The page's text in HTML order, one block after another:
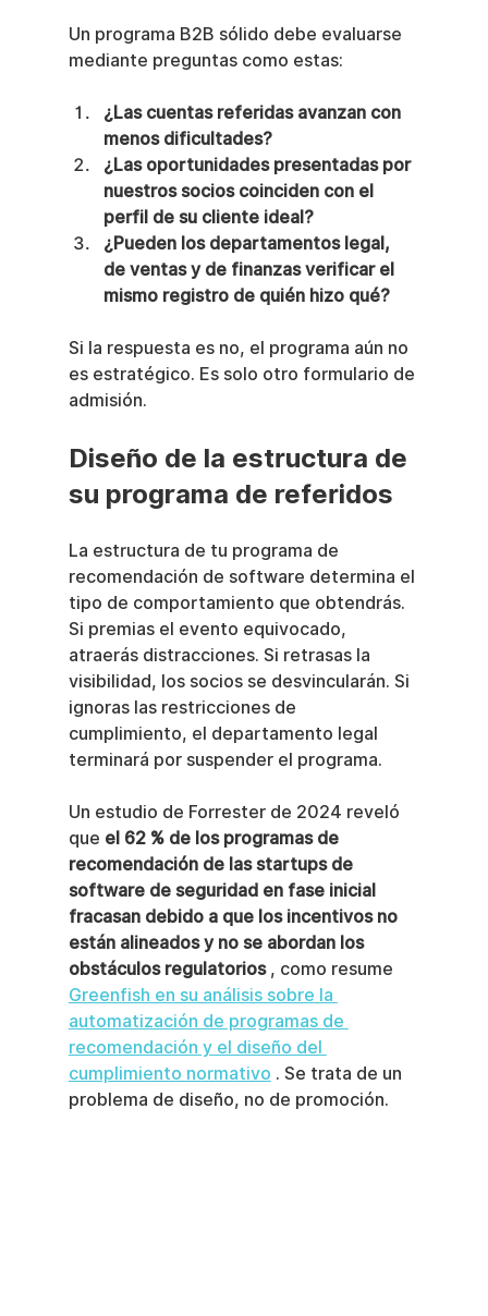
Un programa B2B sólido debe evaluarse
mediante preguntas como estas:
¿Las cuentas referidas avanzan con
menos dificultades?
¿Las oportunidades presentadas por
nuestros socios coinciden con el
perfil de su cliente ideal?
¿Pueden los departamentos legal,
de ventas y de finanzas verificar el
mismo registro de quién hizo qué?
Si la respuesta es no, el programa aún no
es estratégico. Es solo otro formulario de
admisión.
Diseño de la estructura de
su programa de referidos
La estructura de tu programa de
recomendación de software determina el
tipo de comportamiento que obtendrás.
Si premias el evento equivocado,
atraerás distracciones. Si retrasas la
visibilidad, los socios se desvincularán. Si
ignoras las restricciones de
cumplimiento, el departamento legal
terminará por suspender el programa.
Un estudio de Forrester de 2024 reveló
que el 62 % de los programas de
recomendación de las startups de
software de seguridad en fase inicial
fracasan debido a que los incentivos no
están alineados y no se abordan los
obstáculos regulatorios , como resume
Greenfish en su análisis sobre la
automatización de programas de
recomendación y el diseño del
cumplimiento normativo . Se trata de un
problema de diseño, no de promoción.